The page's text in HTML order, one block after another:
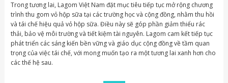
Trong tương lai, Lagom Việt Nam đặt mục tiêu tiếp tục mở rộng chương
trình thu gom vỏ hộp sữa tại các trường học và cộng đồng, nhằm thu hồi
và tái chế hiệu quả vỏ hộp sữa. Điều này sẽ góp phần giảm thiểu rác
thải, bảo vệ môi trường và tiết kiệm tài nguyên. Lagom cam kết tiếp tục
phát triển các sáng kiến bền vững và giáo dục cộng đồng về tầm quan
trọng của việc tái chế, với mong muốn tạo ra một tương lai xanh hơn cho
các thế hệ sau.